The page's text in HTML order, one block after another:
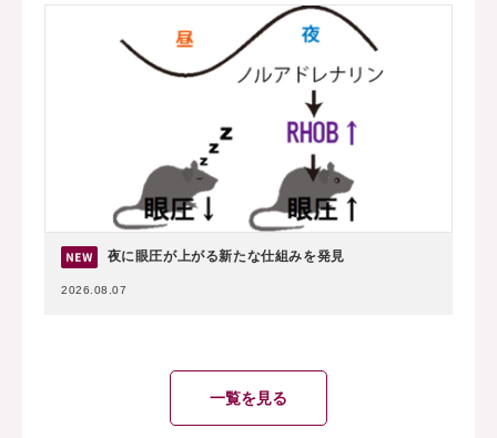
夜に眼圧が上がる新たな仕組みを発見
2026.08.07
一覧を見る